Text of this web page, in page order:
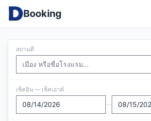
Booking
สถานที่
เช็คอิน — เช็คเอาต์
—